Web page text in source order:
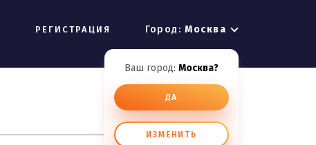
РЕГИСТРАЦИЯ Город:Москва
Ваш город: Москва?
ДА
ИЗМЕНИТЬ